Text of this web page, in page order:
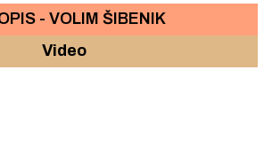
- VOLIM ŠIBENIK
Video